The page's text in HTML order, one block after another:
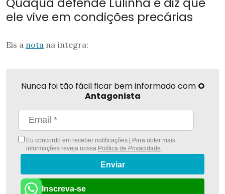
ele vive em condições precárias
Eis a nota na íntegra:
Nunca foi tão fácil ficar bem informado com O
Antagonista
Eu concordo em receber notificações | Para obter mais
informações reveja nossa Política de Privacidade
Enviar
Inscreva-se